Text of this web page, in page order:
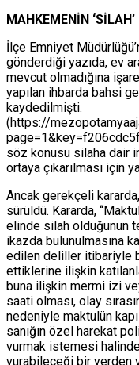
MAHKEMENİN
İlçe Emniyet
gönderdiği yazıda, ev
mevcut olmadığına
yapılan ihbarda bahsi
kaydedilmişti.
(https://
söz konusu silaha dair
ortaya çıkarılması için
Ancak gerekçeli
sürüldü. Kararda,
elinde silah olduğunun
ikazda bulunulmasına
edilen deliller itibariyle
ettiklerine ilişkin
buna ilişkin mermi izi
saati olması, olay
nedeniyle maktulün
sanığın özel harekat
vurmak istemesi
vurabileceği bir yerden